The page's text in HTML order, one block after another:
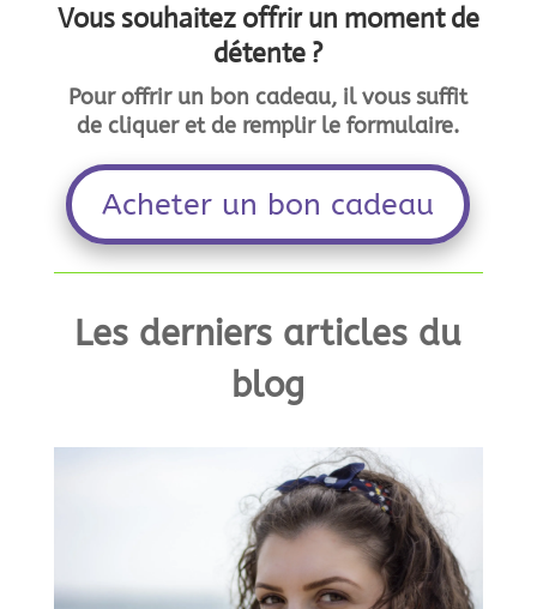
Vous souhaitez offrir un moment de
détente ?
Pour offrir un bon cadeau, il vous suffit
de cliquer et de remplir le formulaire.
Acheter un bon cadeau
Les derniers articles du
blog